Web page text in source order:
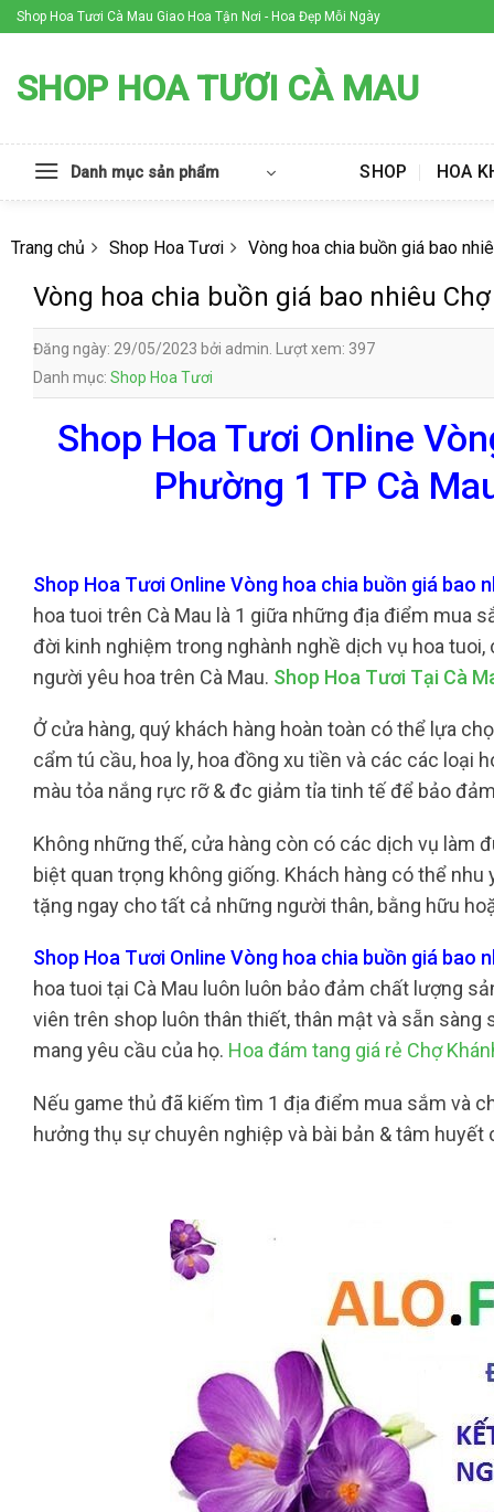
Skip
to
Shop Hoa Tươi Cà Mau Giao Hoa Tận Nơi - Hoa Đẹp Mỗi Ngày
SHOP HOA TƯƠI CÀ MAU
Danh mục sản phẩm SHOP HOA
Trang chủ Shop Hoa Tươi Vòng hoa chia buồn giá bao
Vòng hoa chia buồn giá bao nhiêu
Đăng ngày: 29/05/2023 bởi admin. Lượt xem: 397
Danh mục: Shop Hoa Tươi
Shop Hoa Tươi Online
Phường 1 TP Cà
Shop Hoa Tươi Online Vòng hoa chia buồn giá bao
hoa tuoi trên Cà Mau là 1 giữa những địa điểm mua
đời kinh nghiệm trong nghành nghề dịch vụ hoa
người yêu hoa trên Cà Mau. Shop Hoa Tươi Tại Cà
Ở cửa hàng, quý khách hàng hoàn toàn có thể lựa
cẩm tú cầu, hoa ly, hoa đồng xu tiền và các các loại
màu tỏa nắng rực rỡ & đc giảm tỉa tinh tế để bảo
Không những thế, cửa hàng còn có các dịch vụ làm
biệt quan trọng không giống. Khách hàng có thể
tặng ngay cho tất cả những người thân, bằng hữu
Shop Hoa Tươi Online Vòng hoa chia buồn giá bao
hoa tuoi tại Cà Mau luôn luôn bảo đảm chất lượng
viên trên shop luôn thân thiết, thân mật và sẵn
mang yêu cầu của họ. Hoa đám tang giá rẻ Chợ
Nếu game thủ đã kiếm tìm 1 địa điểm mua sắm và
hưởng thụ sự chuyên nghiệp và bài bản & tâm huyết